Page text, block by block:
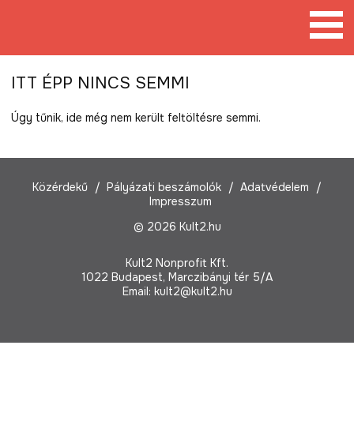
ITT ÉPP NINCS SEMMI
Úgy tűnik, ide még nem került feltöltésre semmi.
Közérdekű Pályázati beszámolók
Adatvédelem
Impresszum
© 2026 Kult2.hu
Kult2 Nonprofit Kft.
1022 Budapest, Marczibányi tér 5/A
Email: kult2@kult2.hu